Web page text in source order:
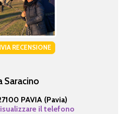
RECENSIONE
Saracino
PAVIA (Pavia)
il telefono